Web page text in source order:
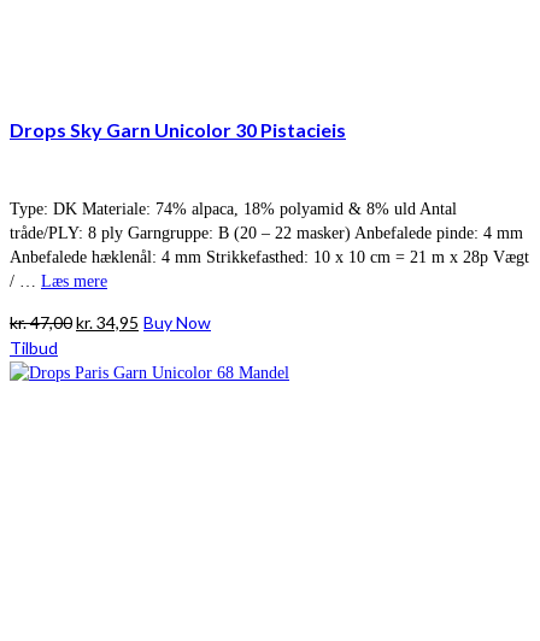
Drops Sky Garn Unicolor 30 Pistacieis
Type: DK Materiale: 74% alpaca, 18% polyamid & 8% uld Antal
tråde/PLY: 8 ply Garngruppe: B (20 – 22 masker) Anbefalede pinde: 4 mm
Anbefalede hæklenål: 4 mm Strikkefasthed: 10 x 10 cm = 21 m x 28p Vægt
/ … Læs mere
kr.47,00Den
pris
kr.34,95 Den
pris
Buy Now
Tilbud